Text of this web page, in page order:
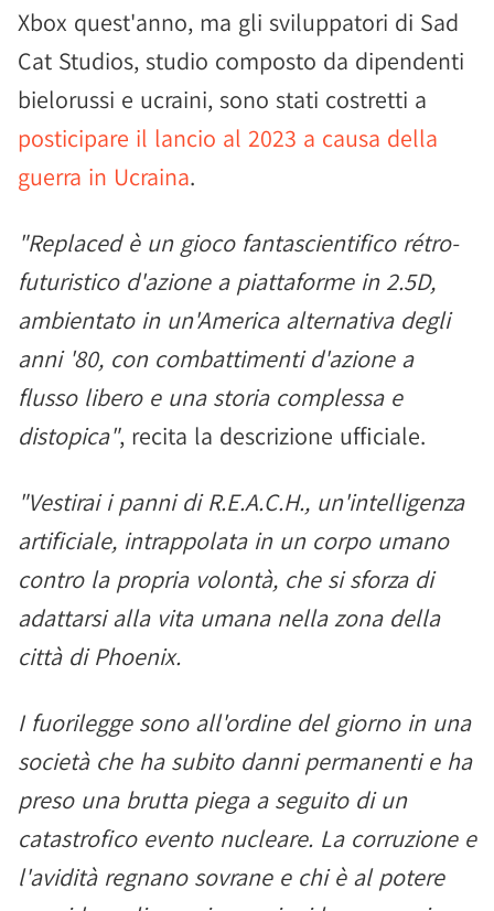
Xbox quest'anno, ma gli sviluppatori di Sad
Cat Studios, studio composto da dipendenti
bielorussi e ucraini, sono stati costretti a
posticipare il lancio al 2023 a causa della
guerra in Ucraina.
"Replaced è un gioco fantascientifico rétro-
futuristico d'azione a piattaforme in 2.5D,
ambientato in un'America alternativa degli
anni '80, con combattimenti d'azione a
flusso libero e una storia complessa e
distopica", recita la descrizione ufficiale.
"Vestirai i panni di R.E.A.C.H., un'intelligenza
artificiale, intrappolata in un corpo umano
contro la propria volontà, che si sforza di
adattarsi alla vita umana nella zona della
città di Phoenix.
I fuorilegge sono all'ordine del giorno in una
società che ha subito danni permanenti e ha
preso una brutta piega a seguito di un
catastrofico evento nucleare. La corruzione e
l'avidità regnano sovrane e chi è al potere